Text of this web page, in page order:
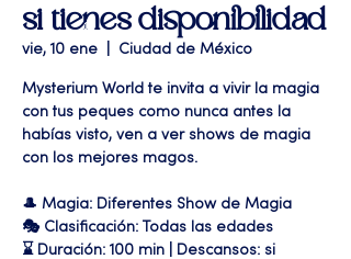
si tienes disponibilidad
vie, 10 ene Ciudad de México
Mysterium World te invita a vivir la magia
con tus peques como nunca antes la
habías visto, ven a ver shows de magia
con los mejores magos.
🎩 Magia: Diferentes Show de Magia
🎭 Clasificación: Todas las edades
⌛ Duración: 100 min | Descansos: si